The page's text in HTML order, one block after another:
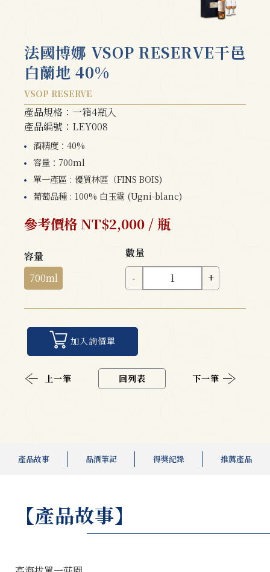
法國博娜 VSOP RESERVE干邑
白蘭地 40%
VSOP RESERVE
產品規格：一箱4瓶入
產品編號：LEY008
酒精度：40%
容量：700ml
單一產區 : 優質林區（FINS BOIS)
葡萄品種 : 100% 白玉霓 (Ugni-blanc)
參考價格 NT$2,000 / 瓶
容量
700ml
數量
-
+
加入詢價單
上一筆 回列表 下一筆
產品故事 品酒筆記 得獎紀錄 推薦產品
【產品故事】